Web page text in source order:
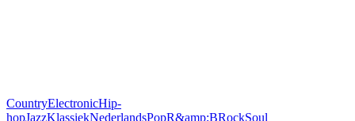
CountryElectronicHip-
hopJazzKlassiekNederlandsPopR&amp;BRockSoul